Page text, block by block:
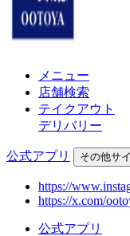
メニュー
店舗検索
テイクアウト
デリバリー
公式アプリ その他サ
https://
https://x.com/
公式アプリ